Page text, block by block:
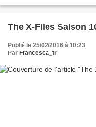
The X-Files Saison
Publié le 25/02/2016 à 10:23
Par Francesca_fr